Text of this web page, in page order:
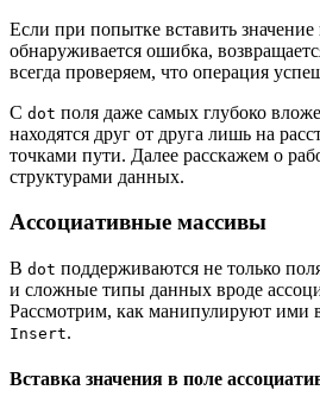
Если при попытке вставить значение
обнаруживается ошибка,
всегда проверяем, что операция
С dot поля даже самых глубоко
находятся друг от друга лишь на
точками пути. Далее расскажем о
структурами данных.
Ассоциативные массивы
В dot поддерживаются не только
и сложные типы данных вроде
Рассмотрим, как манипулируют ими
Insert.
Вставка значения в поле